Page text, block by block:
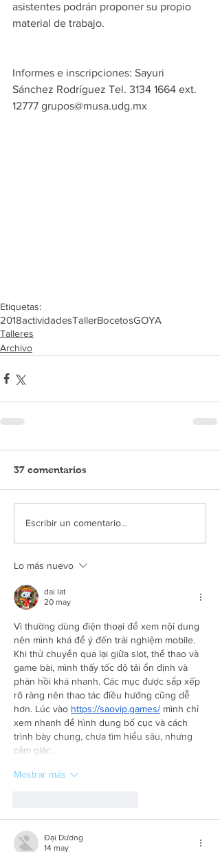
asistentes podrán proponer su propio
material de trabajo.
Informes e inscripciones: Sayuri
Sánchez Rodríguez Tel. 3134 1664 ext.
12777 grupos@musa.udg.mx
Etiquetas:
2018actividadesTallerBocetosGOYA
Talleres
Archivo
37 comentarios
Escribir un comentario...
Lo más nuevo
dai lat
20 may
Vì thường dùng điện thoại để xem nội dung
nên mình khá để ý đến trải nghiệm mobile.
Khi thử chuyển qua lại giữa slot, thể thao và
game bài, mình thấy tốc độ tải ổn định và
phản hồi khá nhanh. Các mục được sắp xếp
rõ ràng nên thao tác điều hướng cũng dễ
hơn. Lúc vào https://saovip.games/ mình chỉ
xem nhanh để hình dung bố cục và cách
trình bày chung, chưa tìm hiểu sâu, nhưng
cảm giác…
Mostrar más
Đại Dương
14 may